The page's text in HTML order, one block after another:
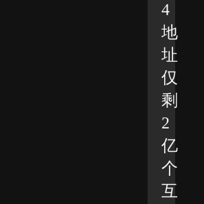
4
地
址
仅
剩
2
亿
个
互